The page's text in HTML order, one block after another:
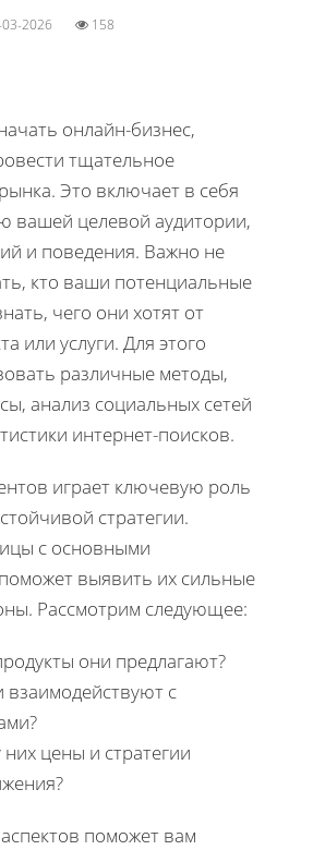
03-2026 158
онлайн-бизнес,
тщательное
Это включает в себя
вашей целевой аудитории,
и поведения. Важно не
кто ваши потенциальные
чего они хотят от
или услуги. Для этого
различные методы,
анализ социальных сетей
интернет-поисков.
играет ключевую роль
стратегии.
с основными
выявить их сильные
Рассмотрим следующее:
они предлагают?
взаимодействуют с
них цены и стратегии
поможет вам